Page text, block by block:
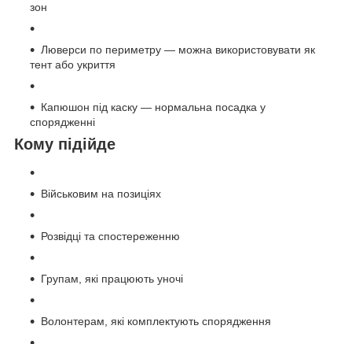
зон
Люверси по периметру — можна використовувати як
тент або укриття
Капюшон під каску — нормальна посадка у
спорядженні
Кому підійде
Військовим на позиціях
Розвідці та спостереженню
Групам, які працюють уночі
Волонтерам, які комплектують спорядження